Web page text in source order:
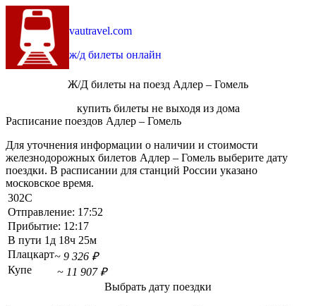
vautravel.com
ж/д билеты онлайн
Ж/Д билеты на поезд Адлер – Гомель
купить билеты не выходя из дома
Расписание поездов Адлер – Гомель
Для уточнения информации о наличии и стоимости
железнодорожных билетов Адлер – Гомель выберите дату
поездки. В расписании для станций России указано
московское время.
302С
Отправление: 17:52
Прибытие: 12:17
В пути 1д 18ч 25м
Плацкарт~ 9 326 ₽
Купе
~ 11 907 ₽
Выбрать дату поездки